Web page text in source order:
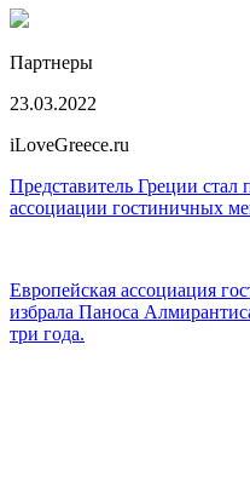
Партнеры
23.03.2022
iLoveGreece.ru
Представитель Греции стал
ассоциации гостиничных
Европейская ассоциация
избрала Паноса
три года.